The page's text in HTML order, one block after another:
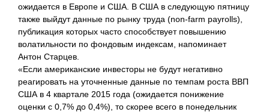
ожидается в Европе и США. В США в следующую пятницу
также выйдут данные по рынку труда (non-farm payrolls),
публикация которых часто способствует повышению
волатильности по фондовым индексам, напоминает
Антон Старцев.
«Если американские инвесторы не будут негативно
реагировать на уточненные данные по темпам роста ВВП
США в 4 квартале 2015 года (ожидается понижение
оценки с 0,7% до 0,4%), то скорее всего в понедельник